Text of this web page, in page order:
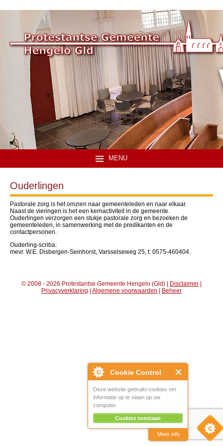
Cookie Control
Deze website gebruikt cookies om
informatie op te slaan op uw
computer.
Cookies toestaan
Meer info
MENU
Ouderlingen
Pastorale zorg is het omzien naar gemeenteleden en naar elkaar.
Naast de vieringen is het een kernactiviteit in de gemeente.
Ouderlingen verzorgen een stukje pastorale zorg en bezoeken de
gemeenteleden, in samenwerking met de predikanten en de
contactpersonen.
Ouderling-scriba:
mevr. W.E. Disbergen-Seinhorst, Varsselseweg 25, t: 0575-460404.
© 2008 - 2026 Protestantse Gemeente Hengelo (Gld) | Disclaimer |
Privacyverklaring | Algemene voorwaarden | Beheer